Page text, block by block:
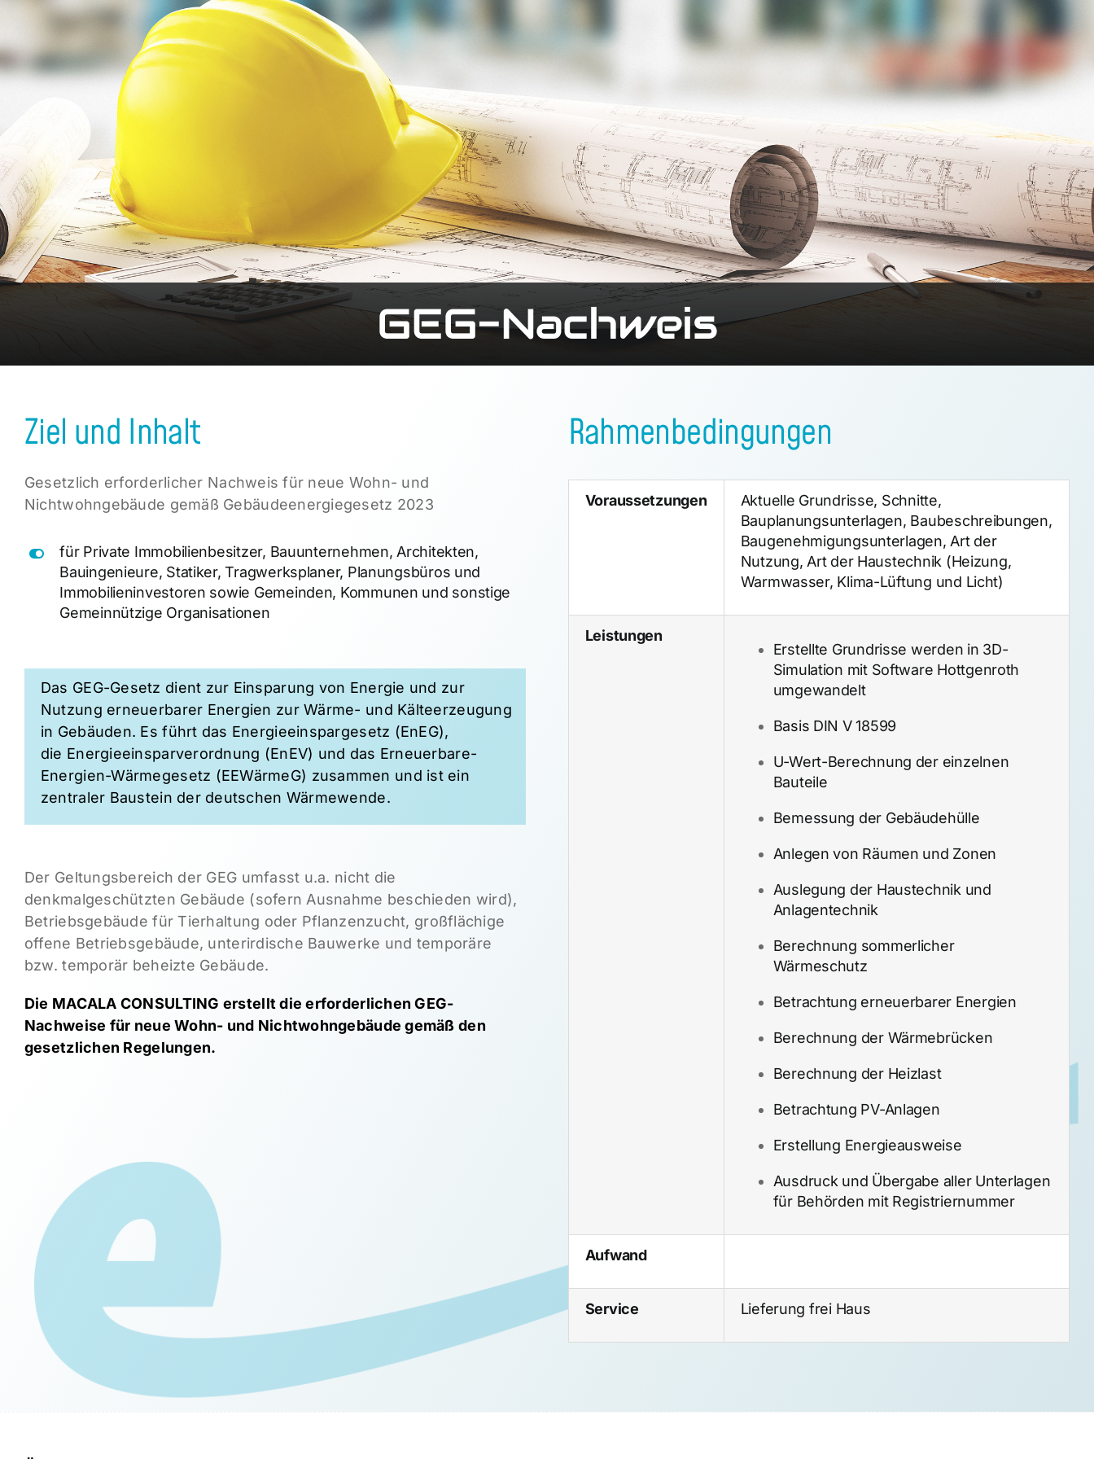
GEG-Nachweis
Ziel und Inhalt
Gesetzlich erforderlicher Nachweis für neue Wohn- und
Nichtwohngebäude gemäß Gebäudeenergiegesetz 2023
für Private Immobilienbesitzer, Bauunternehmen, Architekten,
Bauingenieure, Statiker, Tragwerksplaner, Planungsbüros und
Immobilieninvestoren sowie Gemeinden, Kommunen und sonstige
Gemeinnützige Organisationen
Das GEG-Gesetz dient zur Einsparung von Energie und zur
Nutzung erneuerbarer Energien zur Wärme- und Kälteerzeugung
in Gebäuden. Es führt das Energieeinspargesetz (EnEG),
die Energieeinsparverordnung (EnEV) und das Erneuerbare-
Energien-Wärmegesetz (EEWärmeG) zusammen und ist ein
zentraler Baustein der deutschen Wärmewende.
Der Geltungsbereich der GEG umfasst u.a. nicht die
denkmalgeschützten Gebäude (sofern Ausnahme beschieden wird),
Betriebsgebäude für Tierhaltung oder Pflanzenzucht, großflächige
offene Betriebsgebäude, unterirdische Bauwerke und temporäre
bzw. temporär beheizte Gebäude.
Die MACALA CONSULTING erstellt die erforderlichen GEG-
Nachweise für neue Wohn- und Nichtwohngebäude gemäß den
gesetzlichen Regelungen.
Rahmenbedingungen
Voraussetzungen
Aktuelle Grundrisse, Schnitte,
Bauplanungsunterlagen, Baubeschreibungen,
Baugenehmigungsunterlagen, Art der
Nutzung, Art der Haustechnik (Heizung,
Warmwasser, Klima-Lüftung und Licht)
Leistungen
Erstellte Grundrisse werden in 3D-
Simulation mit Software Hottgenroth
umgewandelt
Basis DIN V 18599
U-Wert-Berechnung der einzelnen
Bauteile
Bemessung der Gebäudehülle
Anlegen von Räumen und Zonen
Auslegung der Haustechnik und
Anlagentechnik
Berechnung sommerlicher
Wärmeschutz
Betrachtung erneuerbarer Energien
Berechnung der Wärmebrücken
Berechnung der Heizlast
Betrachtung PV-Anlagen
Erstellung Energieausweise
Ausdruck und Übergabe aller Unterlagen
für Behörden mit Registriernummer
Aufwand
Service Lieferung frei Haus